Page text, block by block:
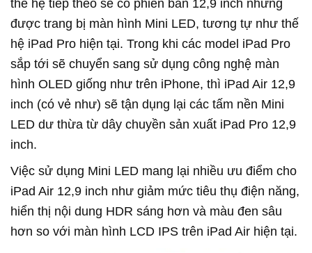
thế hệ tiếp theo sẽ có phiên bản 12,9 inch nhưng
được trang bị màn hình Mini LED, tương tự như thế
hệ iPad Pro hiện tại. Trong khi các model iPad Pro
sắp tới sẽ chuyển sang sử dụng công nghệ màn
hình OLED giống như trên iPhone, thì iPad Air 12,9
inch (có vẻ như) sẽ tận dụng lại các tấm nền Mini
LED dư thừa từ dây chuyền sản xuất iPad Pro 12,9
inch.
Việc sử dụng Mini LED mang lại nhiều ưu điểm cho
iPad Air 12,9 inch như giảm mức tiêu thụ điện năng,
hiển thị nội dung HDR sáng hơn và màu đen sâu
hơn so với màn hình LCD IPS trên iPad Air hiện tại.